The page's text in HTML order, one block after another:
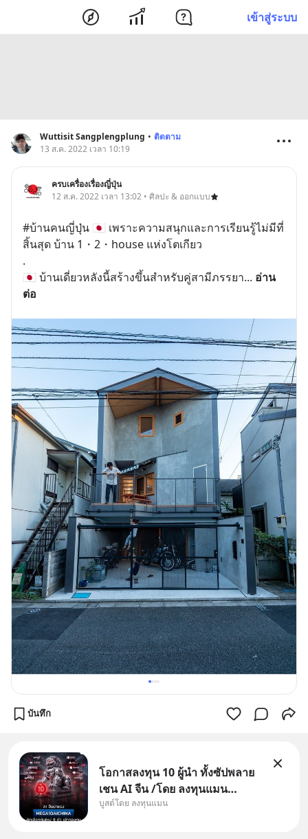
เข้าสู่ระบบ
Wuttisit Sangplengplung • ติดตาม
13 ส.ค. 2022 เวลา 10:19
ครบเครื่องเรื่องญี่ปุ่น
12 ส.ค. 2022 เวลา 13:02 • ศิลปะ & ออกแบบ
#บ้านคนญี่ปุ่น 🇯🇵 เพราะความสนุกและการเรียนรู้ไม่มีที่
สิ้นสุด บ้าน 1・2・house แห่งโตเกียว
.
🇯🇵 บ้านเดี่ยวหลังนี้สร้างขึ้นสำหรับคู่สามีภรรยา... อ่าน
ต่อ
บันทึก
โอกาสลงทุน 10 ผู้นำ ทั้งซัปพลาย
เชน AI จีน /โดย ลงทุนแมน
✅ลงทุนตรง คัด 10 ผู้นำเน้น ๆ ใน
บูสต์โดย ลงทุนแมน